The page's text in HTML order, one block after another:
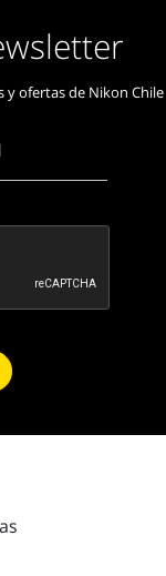
y ofertas de Nikon Chile